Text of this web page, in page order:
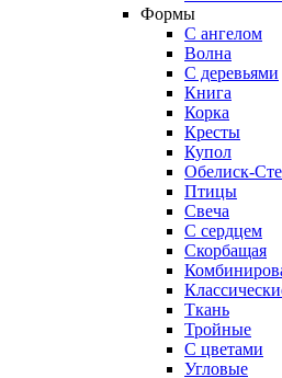
Формы
С ангелом
Волна
С деревьями
Книга
Корка
Кресты
Купол
Обелиск-
Птицы
Свеча
С сердцем
Скорбащая
Ткань
Тройные
С цветами
Угловые